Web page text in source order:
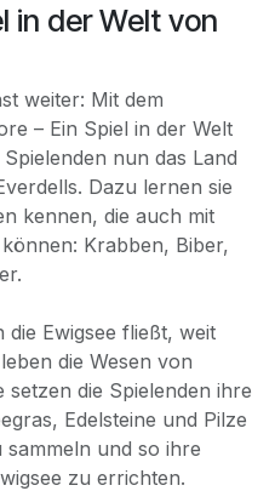
in der Welt von
weiter: Mit dem
– Ein Spiel in der Welt
nun das Land
Dazu lernen sie
kennen, die auch mit
Krabben, Biber,
Ewigsee fließt, weit
die Wesen von
die Spielenden ihre
Edelsteine und Pilze
und so ihre
zu errichten.